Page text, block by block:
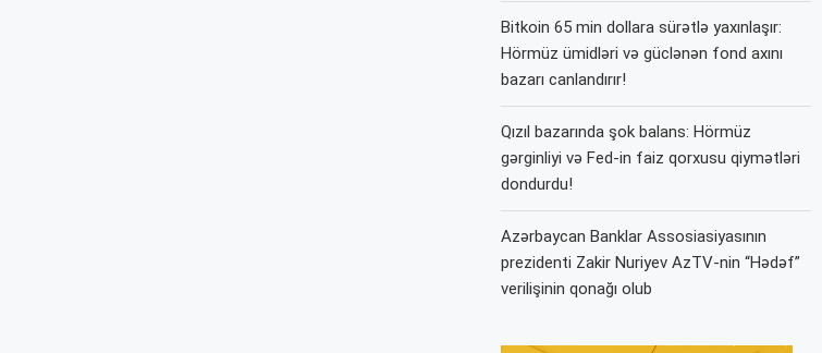
Bitkoin 65 min dollara sürətlə yaxınlaşır:
Hörmüz ümidləri və güclənən fond axını
bazarı canlandırır!
Qızıl bazarında şok balans: Hörmüz
gərginliyi və Fed-in faiz qorxusu qiymətləri
dondurdu!
Azərbaycan Banklar Assosiasiyasının
prezidenti Zakir Nuriyev AzTV-nin “Hədəf”
verilişinin qonağı olub